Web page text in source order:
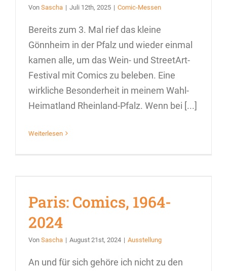
Von Sascha | Juli 12th, 2025 | Comic-Messen
Bereits zum 3. Mal rief das kleine
Gönnheim in der Pfalz und wieder einmal
kamen alle, um das Wein- und StreetArt-
Festival mit Comics zu beleben. Eine
wirkliche Besonderheit in meinem Wahl-
Heimatland Rheinland-Pfalz. Wenn bei [...]
Weiterlesen
Paris: Comics, 1964-
2024
Von Sascha | August 21st, 2024 | Ausstellung
An und für sich gehöre ich nicht zu den